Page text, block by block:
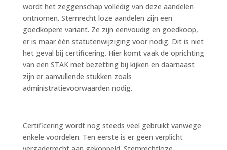
wordt het zeggenschap volledig van deze aandelen
ontnomen. Stemrecht loze aandelen zijn een
goedkopere variant. Ze zijn eenvoudig en goedkoop,
er is maar één statutenwijziging voor nodig. Dit is niet
het geval bij certificering. Hier komt vaak de oprichting
van een STAK met bezetting bij kijken en daarnaast
zijn er aanvullende stukken zoals
administratievoorwaarden nodig.
Certificering wordt nog steeds veel gebruikt vanwege
enkele voordelen. Ten eerste is er geen verplicht